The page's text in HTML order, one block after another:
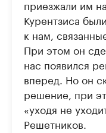
приезжали им
Курентзиса
к нам,
При этом он
нас появился
вперед. Но он
решение, при
«уходя не
Решетников.